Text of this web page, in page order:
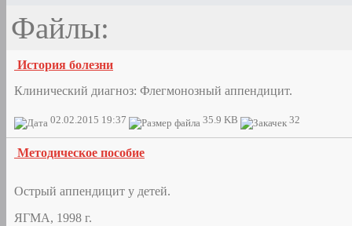
Файлы:
История болезни
Клинический диагноз: Флегмонозный аппендицит.
02.02.2015 19:37 35.9 KB 32
Методическое пособие
Острый аппендицит у детей.
ЯГМА, 1998 г.